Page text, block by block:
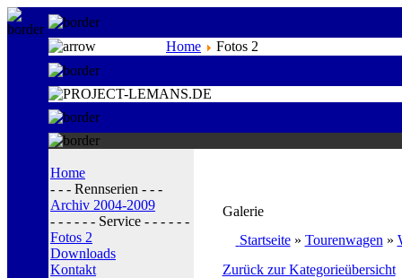
Home Fotos 2
Home
- - - Rennserien - - -
Archiv 2004-2009
- - - - - - Service - - - - - -
Fotos 2
Downloads
Kontakt
Galerie
Startseite» Tourenwagen »
Zurück zur Kategorieübersicht